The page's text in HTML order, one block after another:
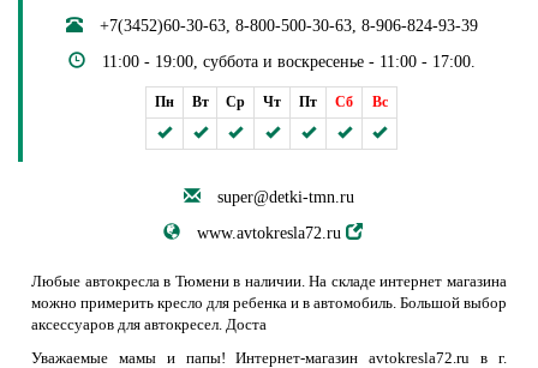
+7(3452)60-30-63, 8-800-500-30-63, 8-906-824-93-39
11:00 - 19:00, суббота и воскресенье - 11:00 - 17:00.
Пн Вт Ср Чт Пт Сб Вс
super@detki-tmn.ru
www.avtokresla72.ru
Любые автокресла в Тюмени в наличии. На складе интернет магазина
можно примерить кресло для ребенка и в автомобиль. Большой выбор
аксессуаров для автокресел. Доста
Уважаемые мамы и папы! Интернет-магазин avtokresla72.ru в г.